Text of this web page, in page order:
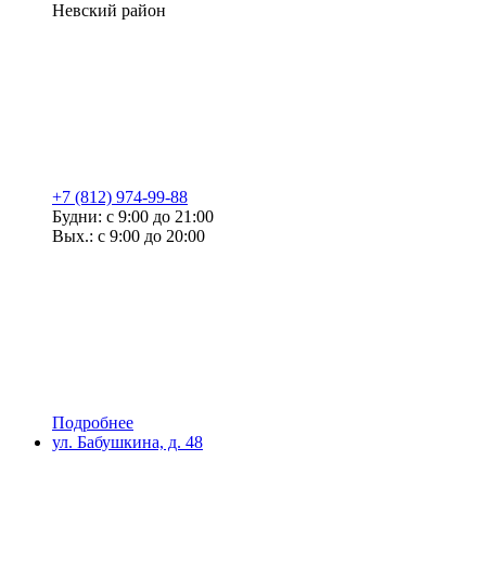
Невский район
+7 (812) 974-99-88
Будни: с 9:00 до 21:00
Вых.: с 9:00 до 20:00
Подробнее
ул. Бабушкина, д. 48